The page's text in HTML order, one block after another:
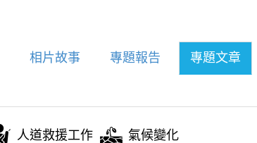
相片故事 專題報告 專題文章
人道救援工作
氣候變化